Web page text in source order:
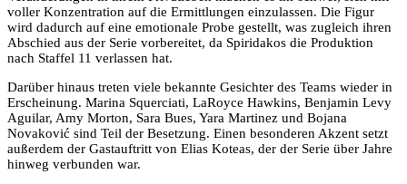
voller Konzentration auf die Ermittlungen einzulassen. Die Figur
wird dadurch auf eine emotionale Probe gestellt, was zugleich ihren
Abschied aus der Serie vorbereitet, da Spiridakos die Produktion
nach Staffel 11 verlassen hat.
Darüber hinaus treten viele bekannte Gesichter des Teams wieder in
Erscheinung. Marina Squerciati, LaRoyce Hawkins, Benjamin Levy
Aguilar, Amy Morton, Sara Bues, Yara Martinez und Bojana
Novaković sind Teil der Besetzung. Einen besonderen Akzent setzt
außerdem der Gastauftritt von Elias Koteas, der der Serie über Jahre
hinweg verbunden war.